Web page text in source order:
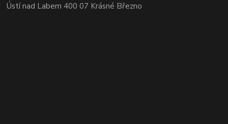
Ústí nad Labem 400 07 Krásné Březno